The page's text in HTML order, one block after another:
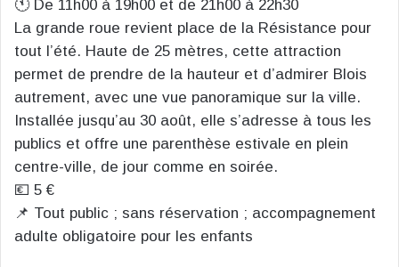
🕚 De 11h00 à 19h00 et de 21h00 à 22h30
La grande roue revient place de la Résistance pour
tout l’été. Haute de 25 mètres, cette attraction
permet de prendre de la hauteur et d’admirer Blois
autrement, avec une vue panoramique sur la ville.
Installée jusqu’au 30 août, elle s’adresse à tous les
publics et offre une parenthèse estivale en plein
centre-ville, de jour comme en soirée.
💶 5 €
📌 Tout public ; sans réservation ; accompagnement
adulte obligatoire pour les enfants